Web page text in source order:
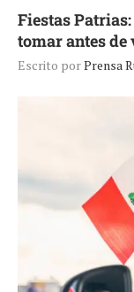
Fiestas
tomar antes
Escrito porPrensa